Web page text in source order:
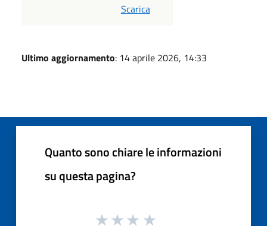
PDF
Scarica
Ultimo aggiornamento: 14 aprile 2026, 14:33
Quanto sono chiare le informazioni
su questa pagina?